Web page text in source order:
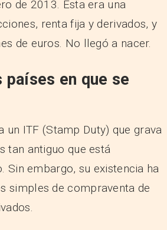
de 2013. Esta era una
renta fija y derivados, y
de euros. No llegó a nacer.
en que se
un ITF (Stamp Duty) que grava
tan antiguo que está
embargo, su existencia ha
simples de compraventa de